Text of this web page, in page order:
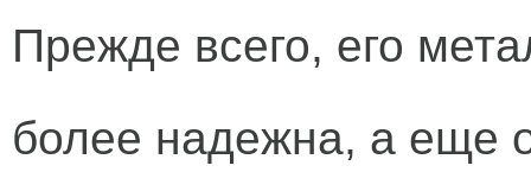
Прежде всего, его
более надежна, а еще